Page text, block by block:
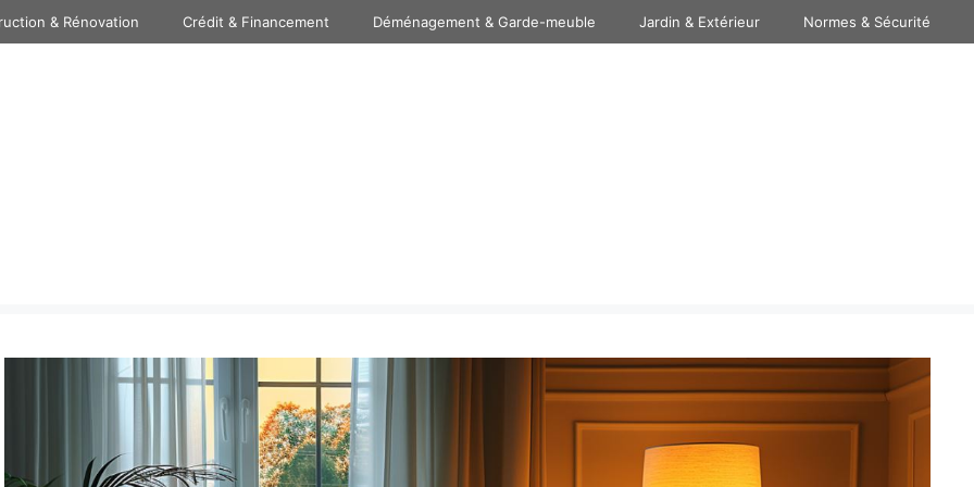
& Rénovation Crédit & Financement Déménagement & Garde-meuble Jardin & Extérieur Normes & Sécurité